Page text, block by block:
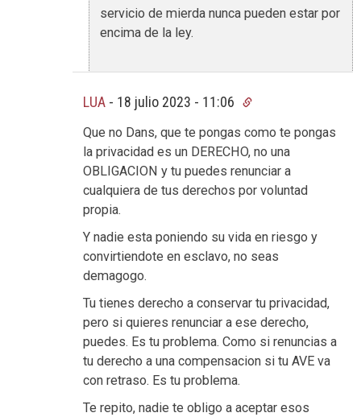
servicio de mierda nunca pueden estar por
encima de la ley.
LUA - 18 julio 2023 - 11:06
Que no Dans, que te pongas como te pongas
la privacidad es un DERECHO, no una
OBLIGACION y tu puedes renunciar a
cualquiera de tus derechos por voluntad
propia.
Y nadie esta poniendo su vida en riesgo y
convirtiendote en esclavo, no seas
demagogo.
Tu tienes derecho a conservar tu privacidad,
pero si quieres renunciar a ese derecho,
puedes. Es tu problema. Como si renuncias a
tu derecho a una compensacion si tu AVE va
con retraso. Es tu problema.
Te repito, nadie te obligo a aceptar esos